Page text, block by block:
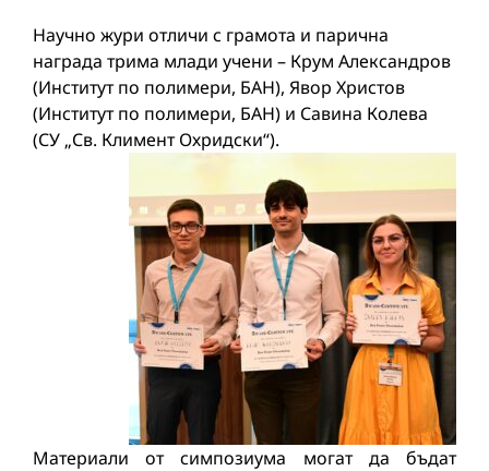
Научно жури отличи с грамота и парична
награда трима млади учени – Крум Александров
(Институт по полимери, БАН), Явор Христов
(Институт по полимери, БАН) и Савина Колева
(СУ „Св. Климент Охридски“).
Материали от симпозиума могат да бъдат